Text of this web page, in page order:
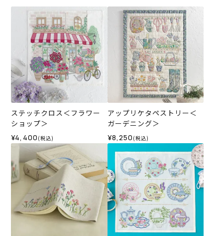
ステッチクロス＜フラワー
ショップ＞
¥4,400 (税込)
アップリケタペストリー＜
ガーデニング＞
¥8,250 (税込)